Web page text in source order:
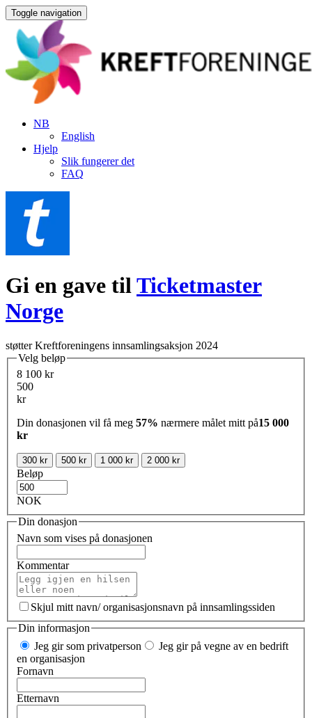
Toggle navigation
NB
English
Hjelp
Slik fungerer det
FAQ
Gi en gave tilTicketmaster
Norge
støtter Kreftforeningens innsamlingsaksjon 2024
Velg beløp
8 100 kr
500
kr
Din donasjonen vil få meg 57% nærmere målet mitt på15 000
kr
300 kr 500 kr 1 000 kr 2 000 kr
Beløp
NOK
Din donasjon
Navn som vises på donasjonen
Kommentar
Skjul mitt navn/ organisasjonsnavn på innsamlingssiden
Din informasjon
Jeg gir som privatperson
Jeg gir på vegne av en bedrift
en organisasjon
Fornavn
Etternavn